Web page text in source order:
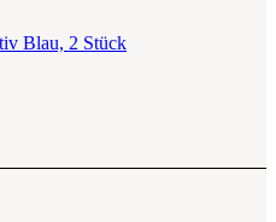
Blau, 2 Stück